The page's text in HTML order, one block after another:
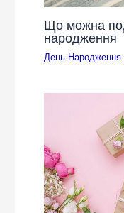
Що можна
народження
День Народження